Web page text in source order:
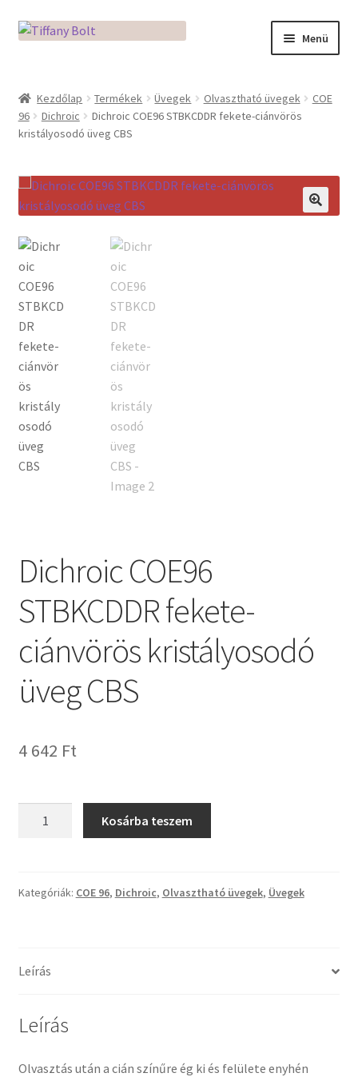
Ugrás
Kilépés
Menü
Adatkezelési tájékoztató
Ékszerkészítés Mikróban
Fusingkemence beüzemelése
Hogyan használd a Mikro Boxot
Mozaik készítés
Tiffany ízelítő
Üvegvágás
Elérhetőségeink
Képkeretezés
Kosár
Termékek
Kezdőlap Termékek Üvegek Olvasztható üvegek
COE
96
Dichroic
Dichroic COE96 STBKCDDR fekete-ciánvörös
kristályosodó üveg CBS
Dichroic COE96
STBKCDDR fekete-
ciánvörös kristályosodó
üveg CBS
4 642 Ft
ciánvörös
mennyiség
Kosárba teszem
Kategóriák: COE 96, Dichroic, Olvasztható üvegek, Üvegek
Leírás
Leírás
Olvasztás után a cián színűre ég ki és felülete enyhén